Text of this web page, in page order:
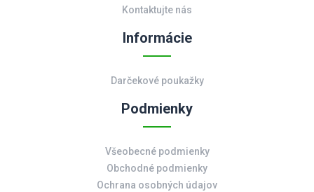
Kontaktujte nás
Informácie
Darčekové poukažky
Podmienky
Všeobecné podmienky
Obchodné podmienky
Ochrana osobných údajov